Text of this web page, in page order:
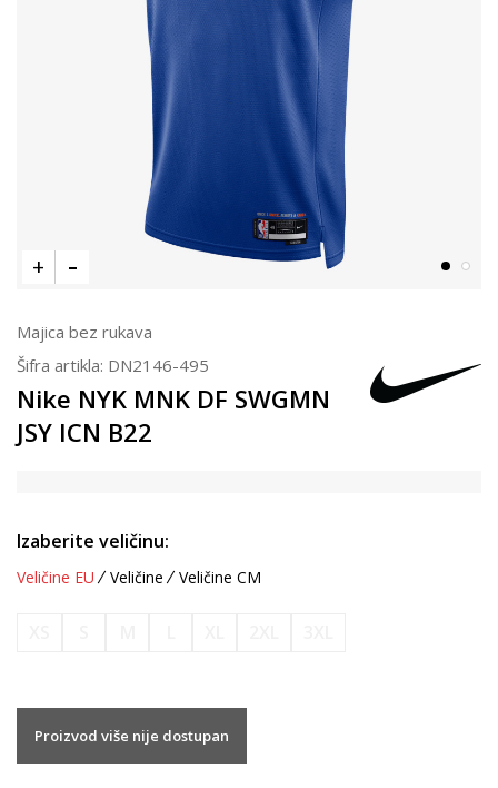
Majica bez rukava
Šifra artikla: DN2146-495
Nike NYK MNK DF SWGMN
JSY ICN B22
Izaberite veličinu:
Veličine EU Veličine Veličine CM
Proizvod više nije dostupan